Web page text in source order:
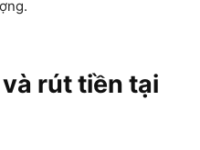
rút tiền tại